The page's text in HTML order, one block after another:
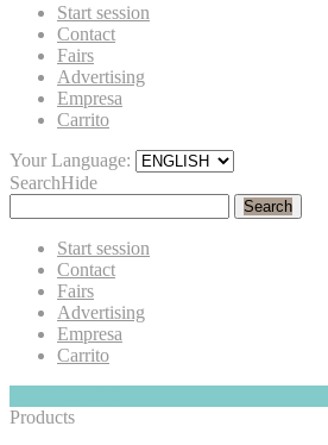
Start session
Contact
Fairs
Advertising
Empresa
Carrito
Your Language:
SearchHide
Search
Start session
Contact
Fairs
Advertising
Empresa
Carrito
Products